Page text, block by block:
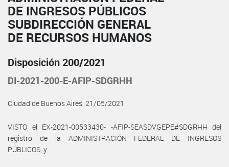
DE INGRESOS PÚBLICOS
SUBDIRECCIÓN GENERAL
DE RECURSOS HUMANOS
Disposición 200/2021
DI-2021-200-E-AFIP-SDGRHH
Ciudad de Buenos Aires, 21/05/2021
VISTO el EX-2021-00533430- -AFIP-SEASDVGEPE#SDGRHH del
registro de la ADMINISTRACIÓN FEDERAL DE INGRESOS
PÚBLICOS, y